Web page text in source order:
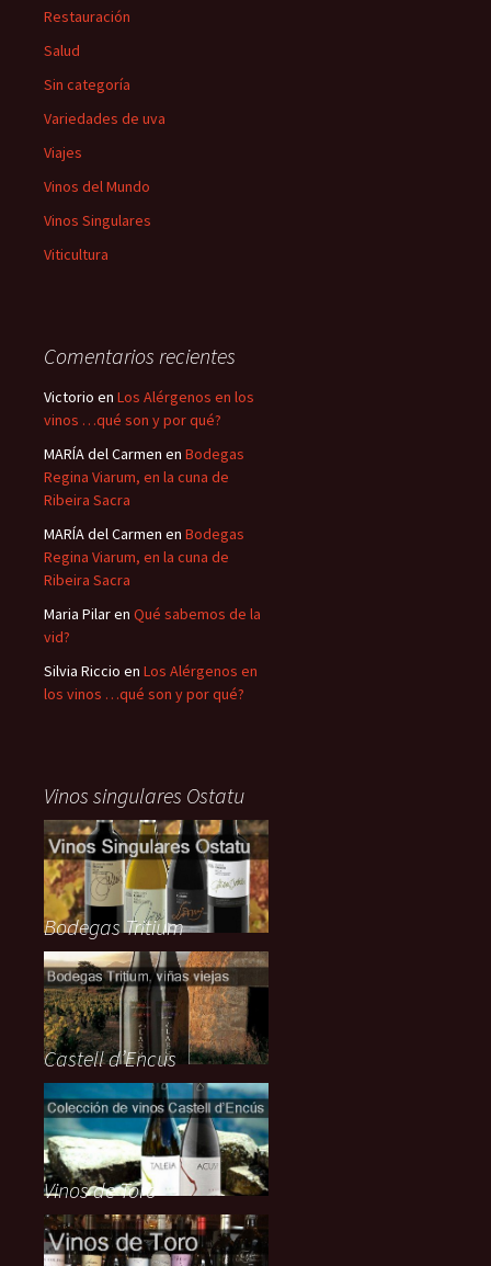
Restauración
Salud
Sin categoría
Variedades de uva
Viajes
Vinos del Mundo
Vinos Singulares
Viticultura
Comentarios recientes
Victorio en Los Alérgenos en los
vinos …qué son y por qué?
MARÍA del Carmen en Bodegas
Regina Viarum, en la cuna de
Ribeira Sacra
MARÍA del Carmen en Bodegas
Regina Viarum, en la cuna de
Ribeira Sacra
Maria Pilaren Qué sabemos de la
vid?
Silvia Riccio en Los Alérgenos en
los vinos …qué son y por qué?
Vinos singulares Ostatu
Bodegas Tritium
Castell d’Encus
Vinos de Toro